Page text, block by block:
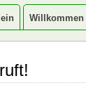
Willkommen